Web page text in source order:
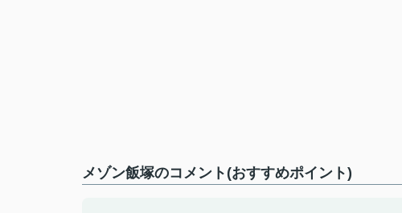
メゾン飯塚のコメント(おすすめポイント)